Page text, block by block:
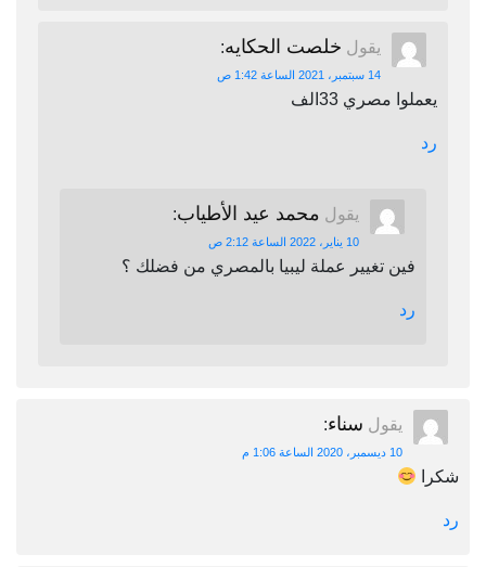
يقول خلصت الحكايه:
14 سبتمبر، 2021 الساعة 1:42 ص
يعملوا مصري 33الف
رد
يقول محمد عيد الأطياب:
10 يناير، 2022 الساعة 2:12 ص
فين تغيير عملة ليبيا بالمصري من فضلك ؟
رد
يقول سناء:
10 ديسمبر، 2020 الساعة 1:06 م
شكرا
رد